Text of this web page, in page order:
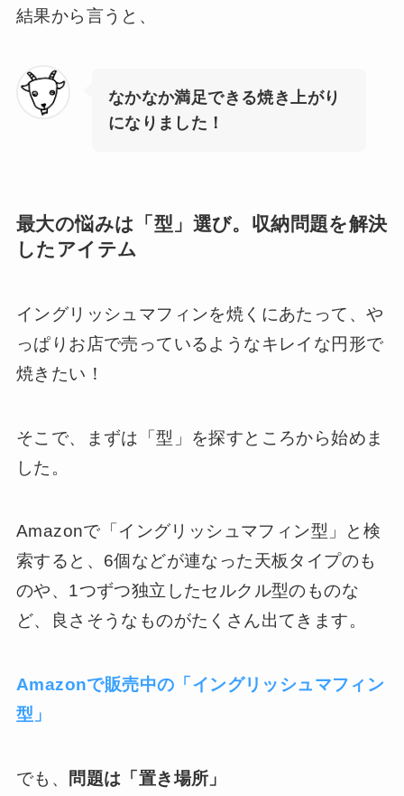
結果から言うと、
なかなか満足できる焼き上がり
になりました！
最大の悩みは「型」選び。収納問題を解決
したアイテム
イングリッシュマフィンを焼くにあたって、や
っぱりお店で売っているようなキレイな円形で
焼きたい！
そこで、まずは「型」を探すところから始めま
した。
Amazonで「イングリッシュマフィン型」と検
索すると、6個などが連なった天板タイプのも
のや、1つずつ独立したセルクル型のものな
ど、良さそうなものがたくさん出てきます。
Amazonで販売中の「イングリッシュマフィン
型」
でも、 問題は「置き場所」